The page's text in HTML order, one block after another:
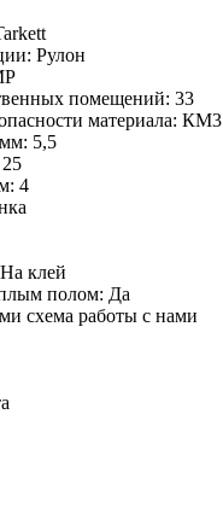
Рулон
помещений: 33
материала: КМ3
5,5
25
4
На клей
полом: Да
схема работы с нами